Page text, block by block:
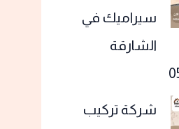
سيراميك في
الشارقة
شركة تركيب